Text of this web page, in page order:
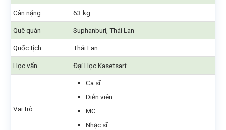
Cân nặng 63 kg
Quê quán Suphanburi, Thái Lan
Quốc tịch Thái Lan
Học vấn Đại Học Kasetsart
Vai trò
Ca sĩ
Diễn viên
MC
Nhạc sĩ